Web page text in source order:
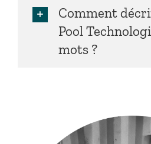
Comment
Pool
mots ?